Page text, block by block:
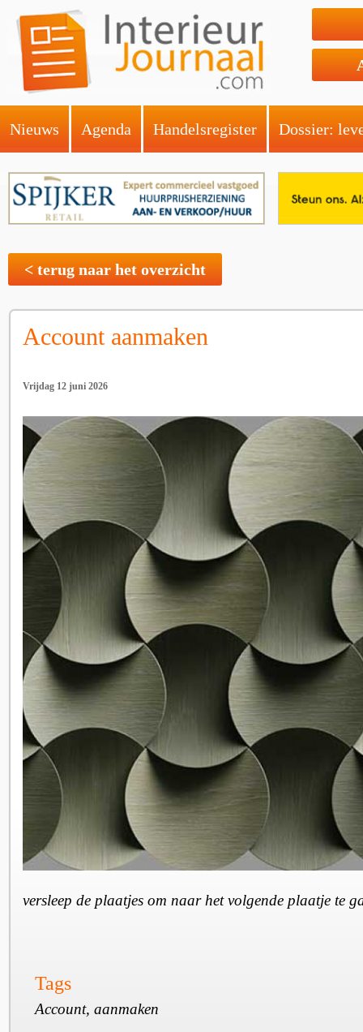
Nieuws Agenda Handelsregister Dossier:
< terug naar het overzicht
Account aanmaken
Vrijdag 12 juni 2026
versleep de plaatjes om naar het volgende plaatje te
Tags
Account, aanmaken